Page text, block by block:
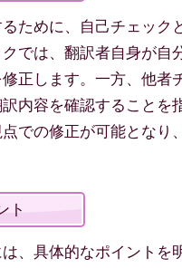
ために、自己チェック
では、翻訳者自身が自
正します。一方、他者
内容を確認することを
での修正が可能となり
ト
、具体的なポイントを